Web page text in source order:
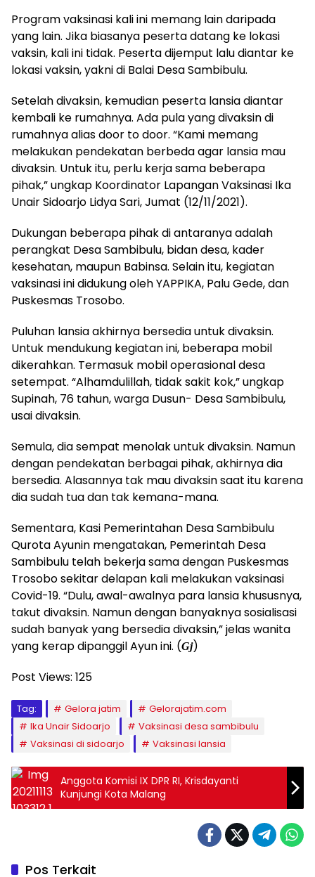
Program vaksinasi kali ini memang lain daripada
yang lain. Jika biasanya peserta datang ke lokasi
vaksin, kali ini tidak. Peserta dijemput lalu diantar ke
lokasi vaksin, yakni di Balai Desa Sambibulu.
Setelah divaksin, kemudian peserta lansia diantar
kembali ke rumahnya. Ada pula yang divaksin di
rumahnya alias door to door. “Kami memang
melakukan pendekatan berbeda agar lansia mau
divaksin. Untuk itu, perlu kerja sama beberapa
pihak,” ungkap Koordinator Lapangan Vaksinasi Ika
Unair Sidoarjo Lidya Sari, Jumat (12/11/2021).
Dukungan beberapa pihak di antaranya adalah
perangkat Desa Sambibulu, bidan desa, kader
kesehatan, maupun Babinsa. Selain itu, kegiatan
vaksinasi ini didukung oleh YAPPIKA, Palu Gede, dan
Puskesmas Trosobo.
Puluhan lansia akhirnya bersedia untuk divaksin.
Untuk mendukung kegiatan ini, beberapa mobil
dikerahkan. Termasuk mobil operasional desa
setempat. “Alhamdulillah, tidak sakit kok,” ungkap
Supinah, 76 tahun, warga Dusun- Desa Sambibulu,
usai divaksin.
Semula, dia sempat menolak untuk divaksin. Namun
dengan pendekatan berbagai pihak, akhirnya dia
bersedia. Alasannya tak mau divaksin saat itu karena
dia sudah tua dan tak kemana-mana.
Sementara, Kasi Pemerintahan Desa Sambibulu
Qurota Ayunin mengatakan, Pemerintah Desa
Sambibulu telah bekerja sama dengan Puskesmas
Trosobo sekitar delapan kali melakukan vaksinasi
Covid-19. “Dulu, awal-awalnya para lansia khususnya,
takut divaksin. Namun dengan banyaknya sosialisasi
sudah banyak yang bersedia divaksin,” jelas wanita
yang kerap dipanggil Ayun ini. (Gj)
Post Views: 125
Tag: Gelora jatim
Gelorajatim.com
Ika Unair Sidoarjo
Vaksinasi desa sambibulu
Vaksinasi di sidoarjo
Vaksinasi lansia
Anggota Komisi IX DPR RI, Krisdayanti
Kunjungi Kota Malang
Pos Terkait